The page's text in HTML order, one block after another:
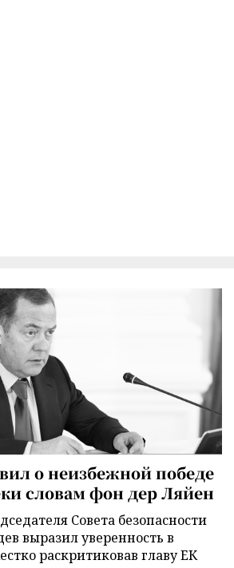
о неизбежной победе
словам фон дер Ляйен
Совета безопасности
выразил уверенность в
раскритиковав главу ЕК